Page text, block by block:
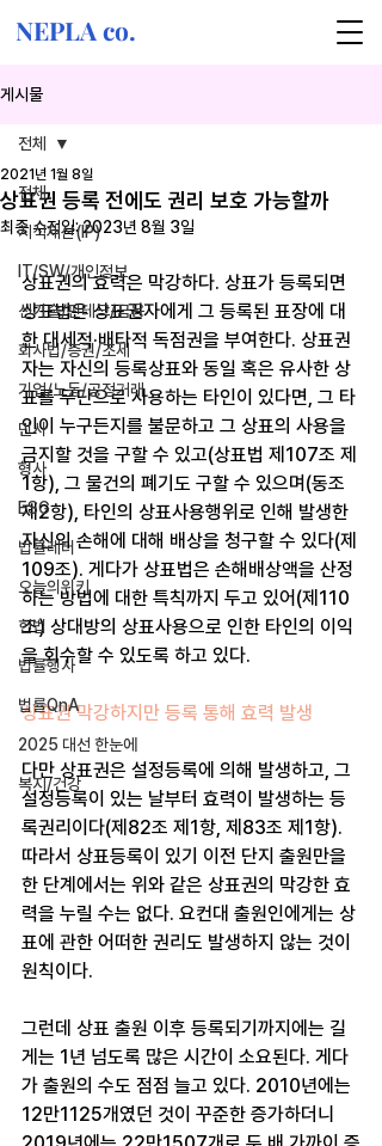
NEPLA co.
게시물
전체
지식재산(IP)
IT/SW/개인정보
신기술/핀테크/금융
회사법/증권/조세
기업/노동/공정거래
민사
형사
ESG
법률레터
오늘의위키
헌법
법률행사
법률QnA
2025 대선 한눈에
복지/건강
전체
상표권 등록 전에도 권리 보호 가능할까
2021년 1월 8일
최종 수정일:2023년 8월 3일
상표권의 효력은 막강하다. 상표가 등록되면
상표법은 상표권자에게 그 등록된 표장에 대
한 대세적·배타적 독점권을 부여한다. 상표권
자는 자신의 등록상표와 동일 혹은 유사한 상
표를 무단으로 사용하는 타인이 있다면, 그 타
인이 누구든지를 불문하고 그 상표의 사용을
금지할 것을 구할 수 있고(상표법 제107조 제
1항), 그 물건의 폐기도 구할 수 있으며(동조
제2항), 타인의 상표사용행위로 인해 발생한
자신의 손해에 대해 배상을 청구할 수 있다(제
109조). 게다가 상표법은 손해배상액을 산정
하는 방법에 대한 특칙까지 두고 있어(제110
조) 상대방의 상표사용으로 인한 타인의 이익
을 회수할 수 있도록 하고 있다.
상표권 막강하지만 등록 통해 효력 발생
다만 상표권은 설정등록에 의해 발생하고, 그
설정등록이 있는 날부터 효력이 발생하는 등
록권리이다(제82조 제1항, 제83조 제1항).
따라서 상표등록이 있기 이전 단지 출원만을
한 단계에서는 위와 같은 상표권의 막강한 효
력을 누릴 수는 없다. 요컨대 출원인에게는 상
표에 관한 어떠한 권리도 발생하지 않는 것이
원칙이다.
그런데 상표 출원 이후 등록되기까지에는 길
게는 1년 넘도록 많은 시간이 소요된다. 게다
가 출원의 수도 점점 늘고 있다. 2010년에는
12만1125개였던 것이 꾸준한 증가하더니